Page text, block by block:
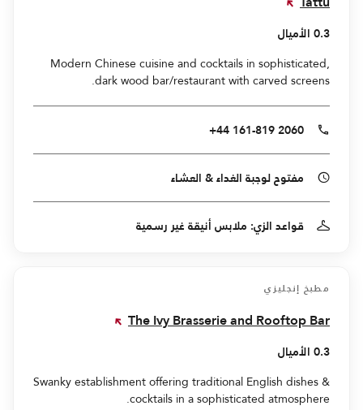
0.3 الأميال
Modern Chinese cuisine and cocktails in sophisticated,
dark wood bar/restaurant with carved screens.
+44 161-819 2060
مفتوح لوجبة الغداء & العشاء
قواعد الزي: ملابس أنيقة غير رسمية
مطبخ إنجليزي
The Ivy Brasserie and Rooftop Bar
0.3 الأميال
Swanky establishment offering traditional English dishes &
cocktails in a sophisticated atmosphere.